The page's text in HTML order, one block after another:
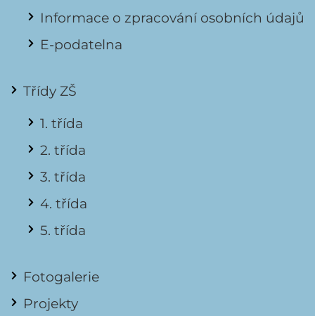
Informace o zpracování osobních údajů
E-podatelna
Třídy ZŠ
1. třída
2. třída
3. třída
4. třída
5. třída
Fotogalerie
Projekty